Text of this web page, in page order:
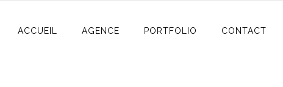
ACCUEIL AGENCE PORTFOLIO CONTACT